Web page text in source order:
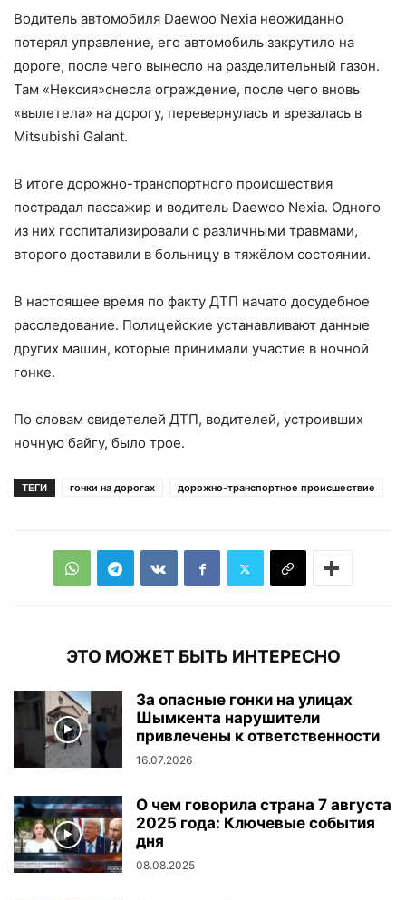
Водитель автомобиля Daewoo Nexia неожиданно
потерял управление, его автомобиль закрутило на
дороге, после чего вынесло на разделительный газон.
Там «Нексия»снесла ограждение, после чего вновь
«вылетела» на дорогу, перевернулась и врезалась в
Mitsubishi Galant.
В итоге дорожно-транспортного происшествия
пострадал пассажир и водитель Daewoo Nexia. Одного
из них госпитализировали с различными травмами,
второго доставили в больницу в тяжёлом состоянии.
В настоящее время по факту ДТП начато досудебное
расследование. Полицейские устанавливают данные
других машин, которые принимали участие в ночной
гонке.
По словам свидетелей ДТП, водителей, устроивших
ночную байгу, было трое.
ТЕГИ гонки на дорогах дорожно-транспортное происшествие
ЭТО МОЖЕТ БЫТЬ ИНТЕРЕСНО
За опасные гонки на улицах
Шымкента нарушители
привлечены к ответственности
16.07.2026
О чем говорила страна 7 августа
2025 года: Ключевые события
дня
08.08.2025